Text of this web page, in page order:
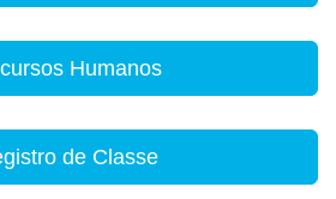
Humanos
de Classe